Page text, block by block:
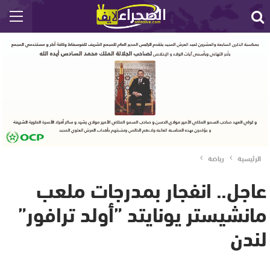
الرئيسية رياضة
عاجل.. انفجار بمدرجات ملعب
مانشيستر يونايتد ”أولد ترافور”
لندن